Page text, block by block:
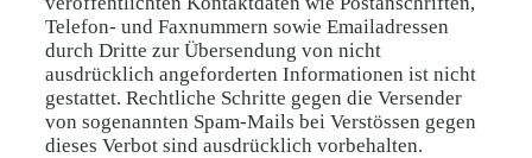
Telefon- und Faxnummern sowie Emailadressen
durch Dritte zur Übersendung von nicht
ausdrücklich angeforderten Informationen ist nicht
gestattet. Rechtliche Schritte gegen die Versender
von sogenannten Spam-Mails bei Verstössen gegen
dieses Verbot sind ausdrücklich vorbehalten.